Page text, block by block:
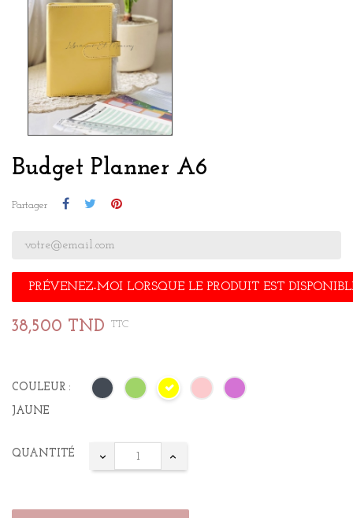
Budget Planner A6
Partager
PRÉVENEZ-MOI LORSQUE LE PRODUIT EST
38,500 TND TTC
COULEUR :
JAUNE
QUANTITÉ